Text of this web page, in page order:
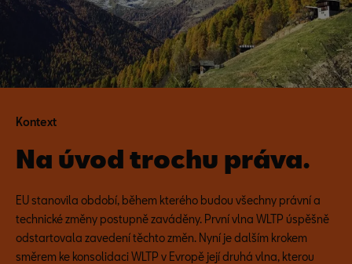
Kontext
Na úvod trochu práva.
EU stanovila období, během kterého budou všechny právní a
technické změny postupně zaváděny. První vlna WLTP úspěšně
odstartovala zavedení těchto změn. Nyní je dalším krokem
směrem ke konsolidaci WLTP v Evropě její druhá vlna, kterou